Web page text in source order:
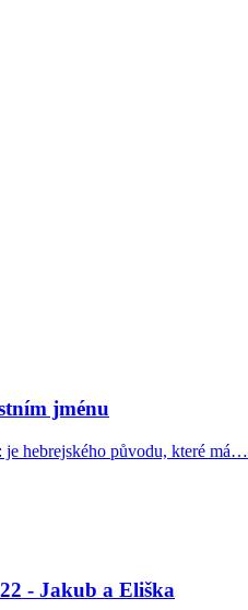
jménu
je hebrejského původu, které má…
- Jakub a Eliška